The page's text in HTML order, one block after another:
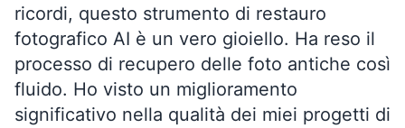
ricordi, questo strumento di restauro
fotografico AI è un vero gioiello. Ha reso il
processo di recupero delle foto antiche così
fluido. Ho visto un miglioramento
significativo nella qualità dei miei progetti di